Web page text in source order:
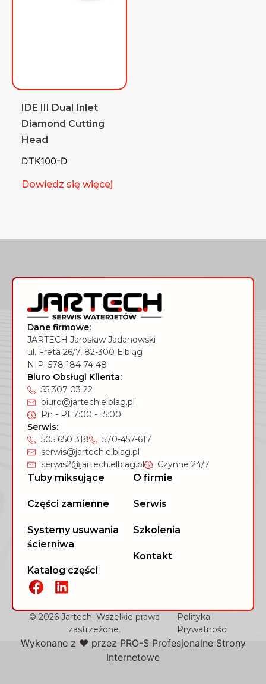
IDE III Dual Inlet
Diamond Cutting
Head
DTK100-D
Dowiedz się więcej
Dane firmowe:
JARTECH Jarosław Jadanowski
ul. Freta 26/7, 82-300 Elbląg
NIP: 578 184 74 48
Biuro Obsługi Klienta:
55 307 03 22
biuro@jartech.elblag.pl
Pn - Pt 7:00 - 15:00
Serwis:
505 650 318
570-457-617
serwis@jartech.elblag.pl
serwis2@jartech.elblag.pl
Czynne 24/7
Tuby miksujące
Części zamienne
Systemy usuwania
ścierniwa
Katalog części
O firmie
Serwis
Szkolenia
Kontakt
© 2026 Jartech. Wszelkie prawa
zastrzeżone.
Polityka
Prywatności
Wykonane z ❤️ przez PRO-S Profesjonalne Strony
Internetowe